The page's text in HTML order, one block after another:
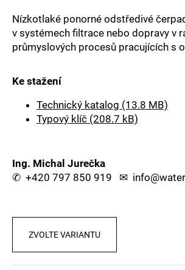
Nízkotlaké ponorné odstředivé
v systémech filtrace nebo dopravy v
průmyslových procesů pracujících s
Ke stažení
Technický katalog (13.8 MB)
Typový klíč (208.7 kB)
Ing. Michal Jurečka
✆ +420 797 850 919 ✉
ZVOLTE VARIANTU
a
j
í
?
p
r
u